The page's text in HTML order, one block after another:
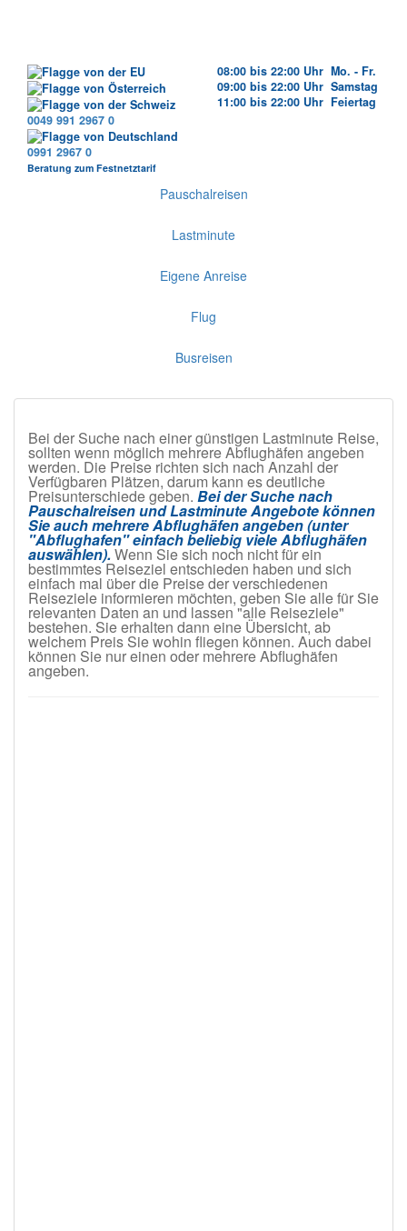
0049 991 2967 0
0991 2967 0
Beratung zum Festnetztarif
08:00 bis 22:00 Uhr Mo. - Fr.
09:00 bis 22:00 Uhr Samstag
11:00 bis 22:00 Uhr Feiertag
Pauschalreisen
Lastminute
Eigene Anreise
Flug
Busreisen
Bei der Suche nach einer günstigen Lastminute Reise,
sollten wenn möglich mehrere Abflughäfen angeben
werden. Die Preise richten sich nach Anzahl der
Verfügbaren Plätzen, darum kann es deutliche
Preisunterschiede geben. Bei der Suche nach
Pauschalreisen und Lastminute Angebote können
Sie auch mehrere Abflughäfen angeben (unter
"Abflughafen" einfach beliebig viele Abflughäfen
auswählen).Wenn Sie sich noch nicht für ein
bestimmtes Reiseziel entschieden haben und sich
einfach mal über die Preise der verschiedenen
Reiseziele informieren möchten, geben Sie alle für Sie
relevanten Daten an und lassen "alle Reiseziele"
bestehen. Sie erhalten dann eine Übersicht, ab
welchem Preis Sie wohin fliegen können. Auch dabei
können Sie nur einen oder mehrere Abflughäfen
angeben.